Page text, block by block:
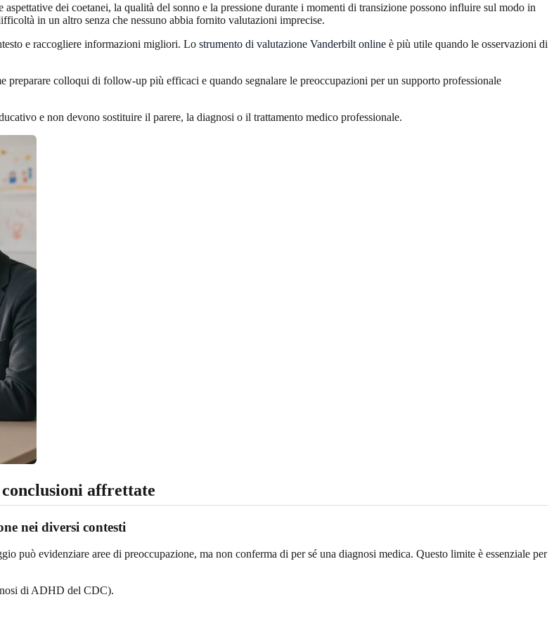
dei coetanei, la qualità del sonno e la pressione durante i momenti di transizione possono influire sul modo in
in un altro senza che nessuno abbia fornito valutazioni imprecise.
e raccogliere informazioni migliori. Lo strumento di valutazione Vanderbilt online è più utile quando le osservazioni di
colloqui di follow-up più efficaci e quando segnalare le preoccupazioni per un supporto professionale
e non devono sostituire il parere, la diagnosi o il trattamento medico professionale.
affrettate
nei diversi contesti
può evidenziare aree di preoccupazione, ma non conferma di per sé una diagnosi medica. Questo limite è essenziale per
di ADHD del CDC).